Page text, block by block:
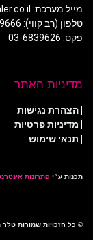
מייל מערכת: anat@taler.co.il
טלפון (רב קווי): 03-6839666
פקס: 03-6839626
מדיניות האתר
|הצהרת נגישות
| מדיניות פרטיות
| תנאי שימוש
תכנות ע״י פתרונות
© כל הזכויות שמורות